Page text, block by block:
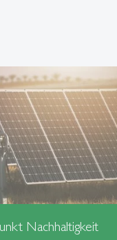
Nachhaltigkeit